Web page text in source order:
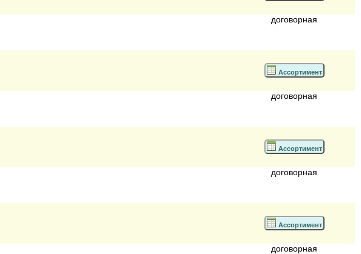
договорная
Ассортимент
договорная
Ассортимент
договорная
Ассортимент
договорная